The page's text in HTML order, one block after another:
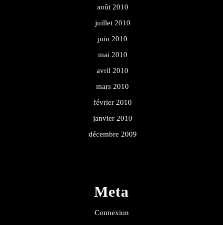
août 2010
juillet 2010
juin 2010
mai 2010
avril 2010
mars 2010
février 2010
janvier 2010
décembre 2009
Meta
Connexion